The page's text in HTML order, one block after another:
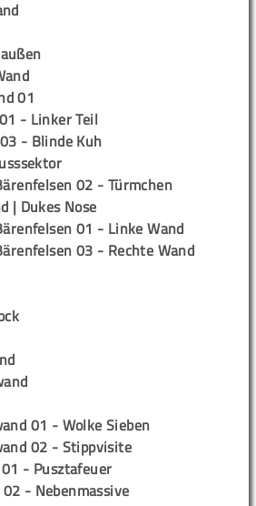
01
- Linker Teil
- Blinde Kuh
02 - Türmchen
| Dukes Nose
01 - Linke Wand
03 - Rechte Wand
01 - Wolke Sieben
02 - Stippvisite
- Pusztafeuer
- Nebenmassive